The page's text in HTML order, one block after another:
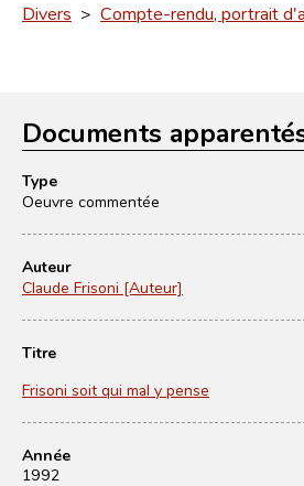
Divers > Compte-rendu, portrait
Documents
Type
Oeuvre commentée
Auteur
Claude Frisoni [Auteur]
Titre
Frisoni soit qui mal y pense
Année
1992